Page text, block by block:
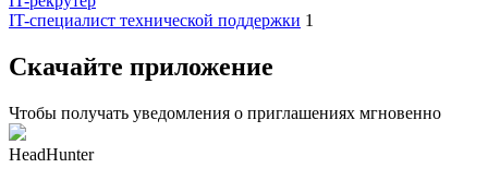
IT-специалист технической поддержки 1
Скачайте приложение
Чтобы получать уведомления о приглашениях мгновенно
HeadHunter